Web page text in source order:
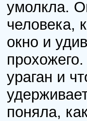
умолкла.
человека,
окно и
ураган и
поняла,